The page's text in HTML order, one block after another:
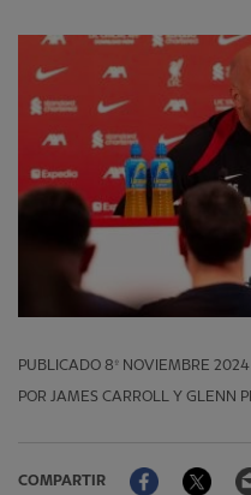
PUBLICADO 8º NOVIEMBRE 2024
POR JAMES CARROLL Y GLENN
COMPARTIR
Facebook